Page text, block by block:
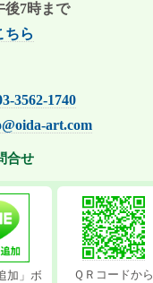
後7時まで
ちら
3562-1740
art.com
合せ
加」ボ
ＱＲコードから